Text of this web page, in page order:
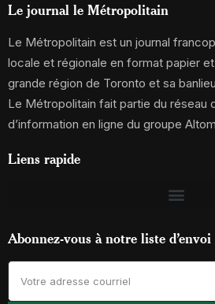
Le journal le Métropolitain
Le Métropolitain est un journal
locale et régionale en format papier
grande région de Toronto et sa
Le Métropolitain fait partie du réseau
d’information en ligne du groupe
Liens rapide
Abonnez-vous à notre liste d’envoi